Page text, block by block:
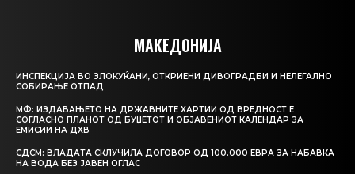
МАКЕДОНИЈА
ИНСПЕКЦИЈА ВО ЗЛОКУЌАНИ, ОТКРИЕНИ ДИВОГРАДБИ И НЕЛЕГАЛНО
СОБИРАЊЕ ОТПАД
МФ: ИЗДАВАЊЕТО НА ДРЖАВНИТЕ ХАРТИИ ОД ВРЕДНОСТ Е
СОГЛАСНО ПЛАНОТ ОД БУЏЕТОТ И ОБЈАВЕНИОТ КАЛЕНДАР ЗА
ЕМИСИИ НА ДХВ
СДСМ: ВЛАДАТА СКЛУЧИЛА ДОГОВОР ОД 100.000 ЕВРА ЗА НАБАВКА
НА ВОДА БЕЗ ЈАВЕН ОГЛАС